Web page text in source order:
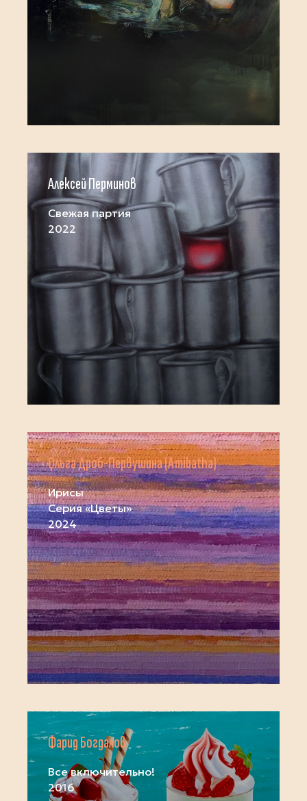
Алексей Перминов
Свежая партия
2022
Ольга Дроб-Первушина (Amibatha)
Ирисы
Серия «Цветы»
2024
Фарид Богдалов
Все включительно!
2016